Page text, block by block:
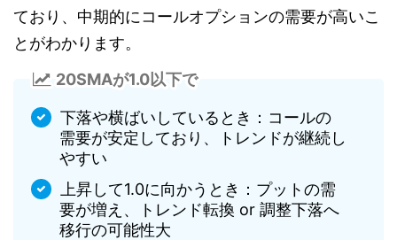
ており、中期的にコールオプションの需要が高いこ
とがわかります。
20SMAが1.0以下で
下落や横ばいしているとき：コールの
需要が安定しており、トレンドが継続し
やすい
上昇して1.0に向かうとき：プットの需
要が増え、トレンド転換 or 調整下落へ
移行の可能性大